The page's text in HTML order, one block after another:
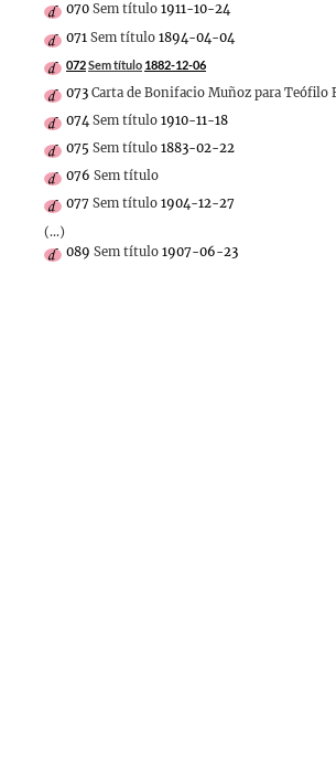
070 Sem título 1911-10-24
071 Sem título 1894-04-04
072Sem título 1882-12-06
073 Carta de Bonifacio Muñoz para Teófilo
074 Sem título 1910-11-18
075 Sem título 1883-02-22
076 Sem título
077 Sem título 1904-12-27
(...)
089 Sem título 1907-06-23